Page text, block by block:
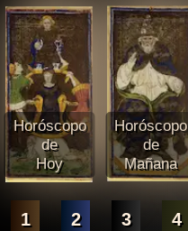
Horóscopo
de
Hoy
Horóscopo
de
Mañana
1 2 3 4